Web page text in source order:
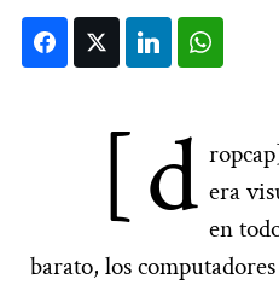
FacebookTwitter LinkedIn
[d era
en
barato, los